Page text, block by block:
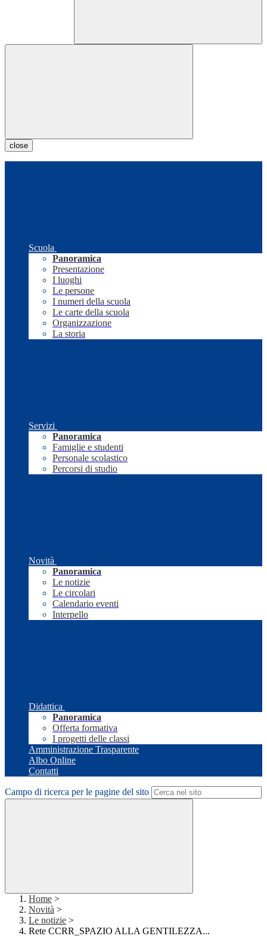
close
Scuola
Panoramica
Presentazione
I luoghi
Le persone
I numeri della scuola
Le carte della scuola
Organizzazione
La storia
Servizi
Panoramica
Famiglie e studenti
Personale scolastico
Percorsi di studio
Novità
Panoramica
Le notizie
Le circolari
Calendario eventi
Interpello
Didattica
Panoramica
Offerta formativa
I progetti delle classi
Amministrazione Trasparente
Albo Online
Contatti
Campo di ricerca per le pagine del sito
Home >
Novità >
Le notizie >
Rete CCRR_SPAZIO ALLA GENTILEZZA...